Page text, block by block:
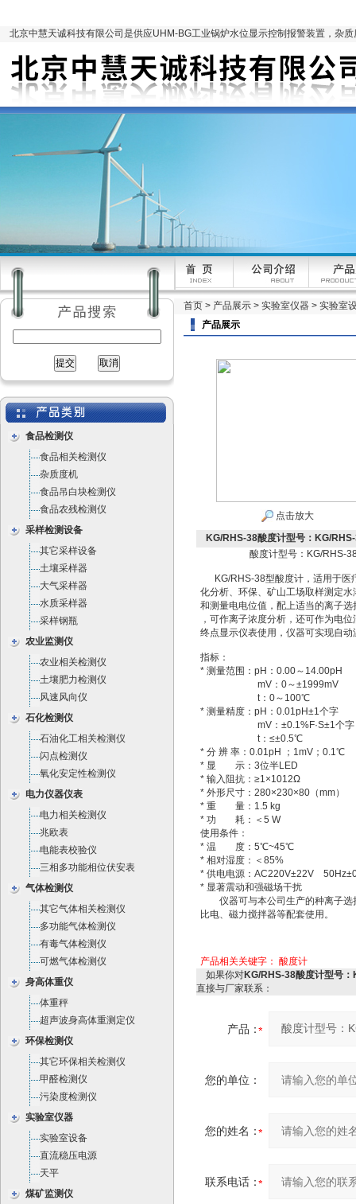
北京中慧天诚科技有限公司是供应UHM-BG工业锅炉水位显示控制报警装置，杂
食品检测仪
食品相关检测仪
杂质度机
食品吊白块检测仪
食品农残检测仪
采样检测设备
其它采样设备
土壤采样器
大气采样器
水质采样器
采样钢瓶
农业监测仪
农业相关检测仪
土壤肥力检测仪
风速风向仪
石化检测仪
石油化工相关检测仪
闪点检测仪
氧化安定性检测仪
电力仪器仪表
电力相关检测仪
兆欧表
电能表校验仪
三相多功能相位伏安表
气体检测仪
其它气体相关检测仪
多功能气体检测仪
有毒气体检测仪
可燃气体检测仪
身高体重仪
体重秤
超声波身高体重测定仪
环保检测仪
其它环保相关检测仪
甲醛检测仪
污染度检测仪
实验室仪器
实验室设备
直流稳压电源
天平
煤矿监测仪
首页 > 产品展示 > 实验室仪器 > 实验室
产品展示
点击放大
KG/RHS-38酸度计型号：KG/
酸度计型号：KG/RHS-
KG/RHS-38型酸度计，适用于医
化分析、环保、矿山工场取样测定水
和测量电电位值，配上适当的离子选
，可作离子浓度分析，还可作为电
终点显示仪表使用，仪器可实现自动
指标：
* 测量范围：pH：0.00～14.00pH
mV：0～±1999mV
t：0～100℃
* 测量精度：pH：0.01pH±1个字
mV：±0.1%F·S±1个字
t：≤±0.5℃
* 分 辨 率：0.01pH ；1mV；0.1℃
* 显 示：3位半LED
* 输入阻抗：≥1×1012Ω
* 外形尺寸：280×230×80（mm）
* 重 量：1.5 kg
* 功 耗：＜5 W
使用条件：
* 温 度：5℃~45℃
* 相对湿度：＜85%
* 供电电源：AC220V±22V
* 显著震动和强磁场干扰
仪器可与本公司生产的种离子选
比电、磁力搅拌器等配套使用。
产品相关关键字： 酸度计
如果你对KG/RHS-38酸度计型号：
直接与厂家联系：
产品：
您的单位：
您的姓名：
联系电话：